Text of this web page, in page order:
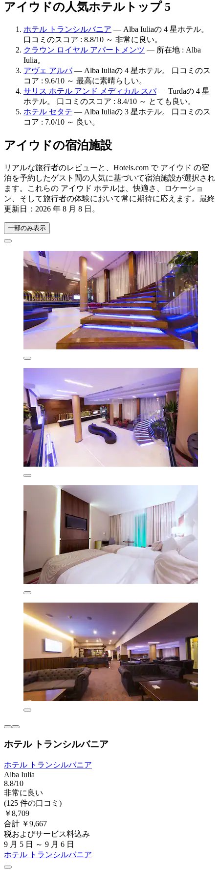
アイウドの人気ホテルトップ 5
ホテル トランシルバニア — Alba Iuliaの 4 星ホテル。
口コミのスコア : 8.8/10 ～ 非常に良い。
クラウン ロイヤル アパートメンツ — 所在地 : Alba
Iulia。
アヴェ アルバ— Alba Iuliaの 4 星ホテル。 口コミのス
コア : 9.6/10 ～ 最高に素晴らしい。
サリス ホテル アンド メディカル スパ— Turdaの 4 星
ホテル。 口コミのスコア : 8.4/10 ～ とても良い。
ホテル セタテ — Alba Iuliaの 3 星ホテル。 口コミのス
コア : 7.0/10 ～ 良い。
アイウドの宿泊施設
リアルな旅行者のレビューと、Hotels.com で アイウド の宿
泊を予約したゲスト間の人気に基づいて宿泊施設が選択され
ます。これらの アイウド ホテルは、快適さ、ロケーショ
ン、そして旅行者の体験において常に期待に応えます。最終
更新日： 2026 年 8 月 8 日 。
一部のみ表示
ホテル トランシルバニア
ホテル トランシルバニア
Alba Iulia
8.8/10
非常に良い
(125 件の口コミ)
￥8,709
合計 ￥9,667
税およびサービス料込み
9 月 5 日 ～ 9 月 6 日
ホテル トランシルバニア